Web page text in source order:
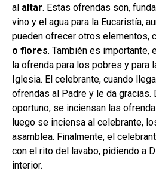
al altar. Estas ofrendas son,
vino y el agua para la Eucaristía,
pueden ofrecer otros elementos,
o flores. También es importante,
la ofrenda para los pobres y para
Iglesia. El celebrante, cuando
ofrendas al Padre y le da gracias.
oportuno, se inciensan las
luego se inciensa al celebrante,
asamblea. Finalmente, el
con el rito del lavabo, pidiendo a
interior.